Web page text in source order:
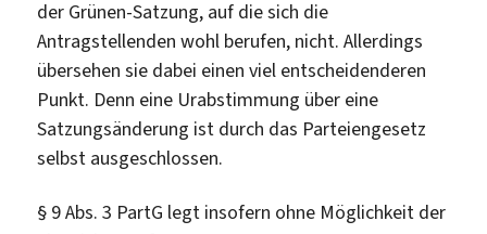
der Grünen-Satzung, auf die sich die
Antragstellenden wohl berufen, nicht. Allerdings
übersehen sie dabei einen viel entscheidenderen
Punkt. Denn eine Urabstimmung über eine
Satzungsänderung ist durch das Parteiengesetz
selbst ausgeschlossen.
§ 9 Abs. 3 PartG legt insofern ohne Möglichkeit der